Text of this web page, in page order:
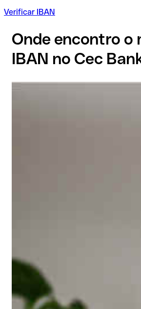
Verificar IBAN
Onde encontro o
IBAN no Cec